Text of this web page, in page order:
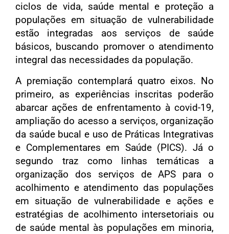
ciclos de vida, saúde mental e proteção a
populações em situação de vulnerabilidade
estão integradas aos serviços de saúde
básicos, buscando promover o atendimento
integral das necessidades da população.
A premiação contemplará quatro eixos. No
primeiro, as experiências inscritas poderão
abarcar ações de enfrentamento à covid-19,
ampliação do acesso a serviços, organização
da saúde bucal e uso de Práticas Integrativas
e Complementares em Saúde (PICS). Já o
segundo traz como linhas temáticas a
organização dos serviços de APS para o
acolhimento e atendimento das populações
em situação de vulnerabilidade e ações e
estratégias de acolhimento intersetoriais ou
de saúde mental às populações em minoria,